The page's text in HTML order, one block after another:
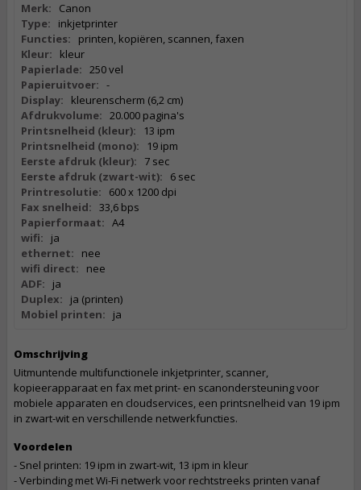
Merk:
Canon
Type:
inkjetprinter
Functies:
printen, kopiëren, scannen, faxen
Kleur:
kleur
Papierlade: 250 vel
Papieruitvoer: -
Display:
kleurenscherm (6,2 cm)
Afdrukvolume: 20.000 pagina's
Printsnelheid (kleur):
13 ipm
Printsnelheid (mono):
19 ipm
Eerste afdruk (kleur):
7 sec
Eerste afdruk (zwart-wit):
6 sec
Printresolutie:
600 x 1200 dpi
Fax snelheid: 33,6 bps
Papierformaat: A4
wifi:
ja
ethernet:
nee
wifi direct:
nee
ADF:
ja
Duplex:
ja (printen)
Mobiel printen:
ja
Omschrijving
Uitmuntende multifunctionele inkjetprinter, scanner,
kopieerapparaat en fax met print- en scanondersteuning voor
mobiele apparaten en cloudservices, een printsnelheid van 19 ipm
in zwart-wit en verschillende netwerkfuncties.
Voordelen
- Snel printen: 19 ipm in zwart-wit, 13 ipm in kleur
- Verbinding met Wi-Fi netwerk voor rechtstreeks printen vanaf